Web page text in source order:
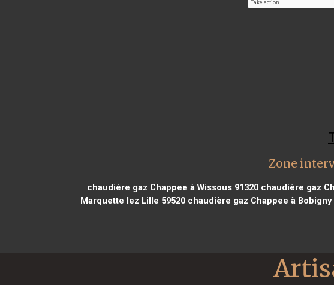
Zone
chaudière gaz Chappee à Wissous 91320 chaudière gaz
Marquette lez Lille 59520 chaudière gaz Chappee à Bobigny